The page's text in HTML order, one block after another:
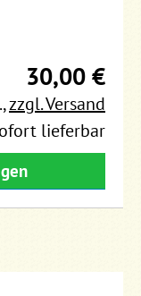
30,00 €
,zzgl. Versand
lieferbar